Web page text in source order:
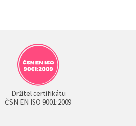
Držitel certifikátu
ČSN EN ISO 9001:2009